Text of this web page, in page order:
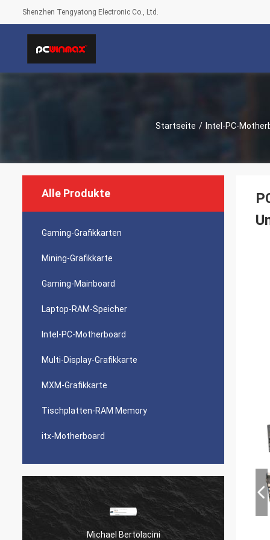
Shenzhen Tengyatong Electronic Co., Ltd.
Startseite / Intel-PC-
Alle Produkte
Gaming-Grafikkarten
Mining-Grafikkarte
Gaming-Mainboard
Laptop-RAM-Speicher
Intel-PC-Motherboard
Multi-Display-Grafikkarte
MXM-Grafikkarte
Tischplatten-RAM Memory
itx-Motherboard
Michael Bertolacini